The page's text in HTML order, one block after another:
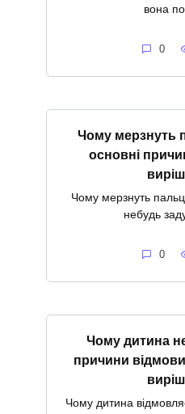
вона
0
Чому мерзнуть
основні
Чому мерзнуть
небудь
0
Чому дитина
причини відмови
Чому дитина